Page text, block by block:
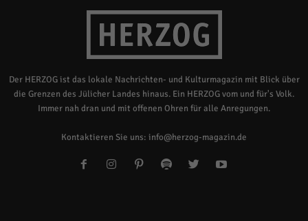
Der HERZOG ist das lokale Nachrichten- und Kulturmagazin mit Blick über
die Grenzen des Jülicher Landes hinaus. Ein HERZOG vom und für's Volk.
Immer nah dran und mit offenen Ohren für alle Anregungen.
Kontaktieren Sie uns: info@herzog-magazin.de